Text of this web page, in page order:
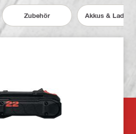
Zubehör Akkus &